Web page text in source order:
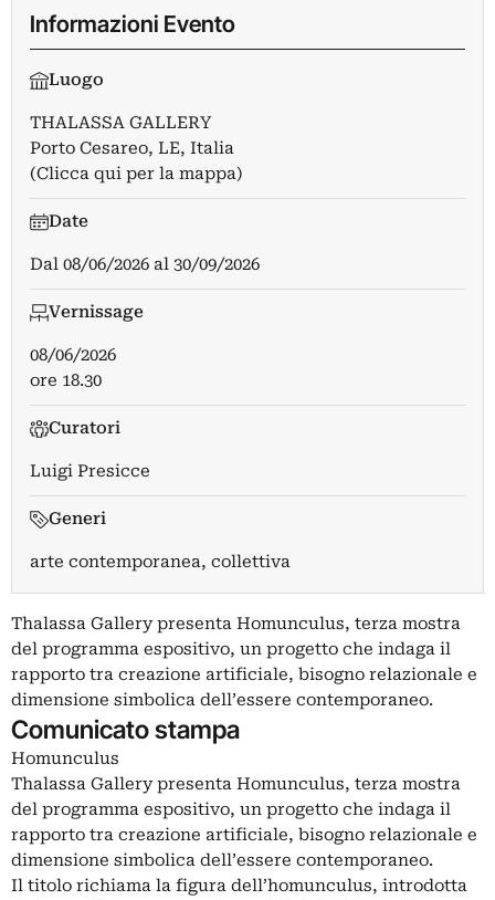
Informazioni Evento
Luogo
THALASSA GALLERY
Porto Cesareo, LE, Italia
(Clicca qui per la mappa)
Date
Dal 08/06/2026 al 30/09/2026
Vernissage
08/06/2026
ore 18.30
Curatori
Luigi Presicce
Generi
arte contemporanea, collettiva
Thalassa Gallery presenta Homunculus, terza mostra
del programma espositivo, un progetto che indaga il
rapporto tra creazione artificiale, bisogno relazionale e
dimensione simbolica dell’essere contemporaneo.
Comunicato stampa
Homunculus
Thalassa Gallery presenta Homunculus, terza mostra
del programma espositivo, un progetto che indaga il
rapporto tra creazione artificiale, bisogno relazionale e
dimensione simbolica dell’essere contemporaneo.
Il titolo richiama la figura dell’homunculus, introdotta